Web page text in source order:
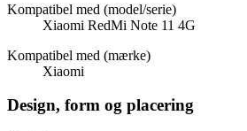
Kompatibel med (model/serie)
Xiaomi RedMi Note 11 4G
Kompatibel med (mærke)
Xiaomi
Design, form og placering